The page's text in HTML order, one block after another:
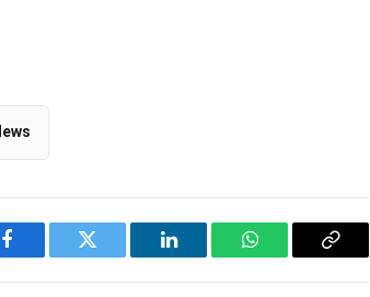
Facebook Twitter LinkedIn WhatsAppCopy